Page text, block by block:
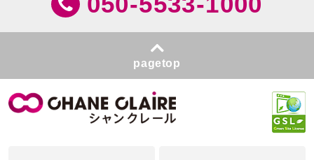
pagetop